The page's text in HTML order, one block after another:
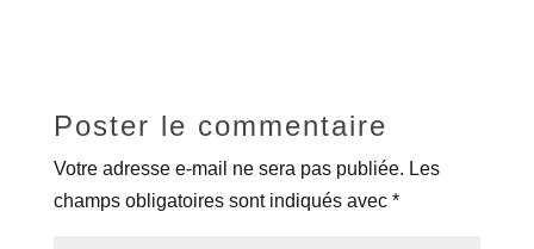
Poster le commentaire
Votre adresse e-mail ne sera pas publiée. Les
champs obligatoires sont indiqués avec *